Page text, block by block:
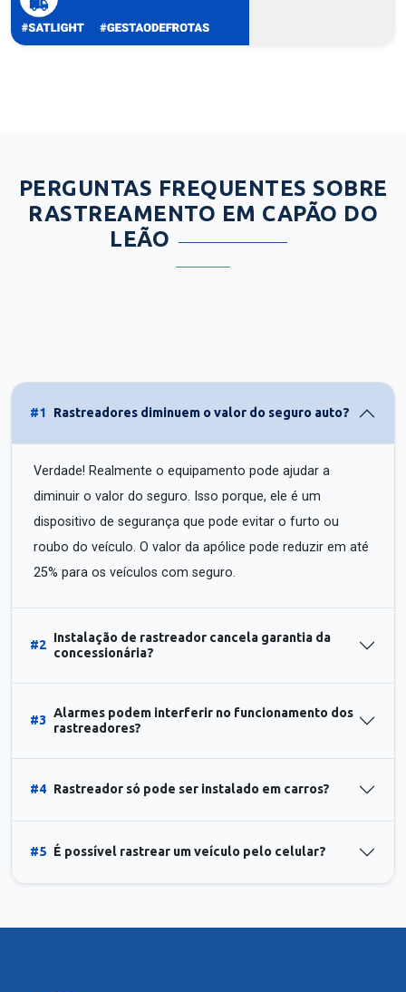
PERGUNTAS FREQUENTES SOBRE
RASTREAMENTO EM CAPÃO DO
LEÃO
#1 Rastreadores diminuem o valor do seguro auto?
Verdade! Realmente o equipamento pode ajudar a
diminuir o valor do seguro. Isso porque, ele é um
dispositivo de segurança que pode evitar o furto ou
roubo do veículo. O valor da apólice pode reduzir em até
25% para os veículos com seguro.
#2
Instalação de rastreador cancela garantia da
concessionária?
#3
Alarmes podem interferir no funcionamento dos
rastreadores?
#4 Rastreador só pode ser instalado em carros?
#5 É possível rastrear um veículo pelo celular?